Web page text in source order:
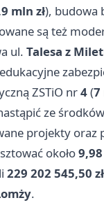
mln zł), budowa
są też
ul. Talesa z
ZSTiO nr4(7
ze
projekty oraz
około
229 202 545,50 zł
.